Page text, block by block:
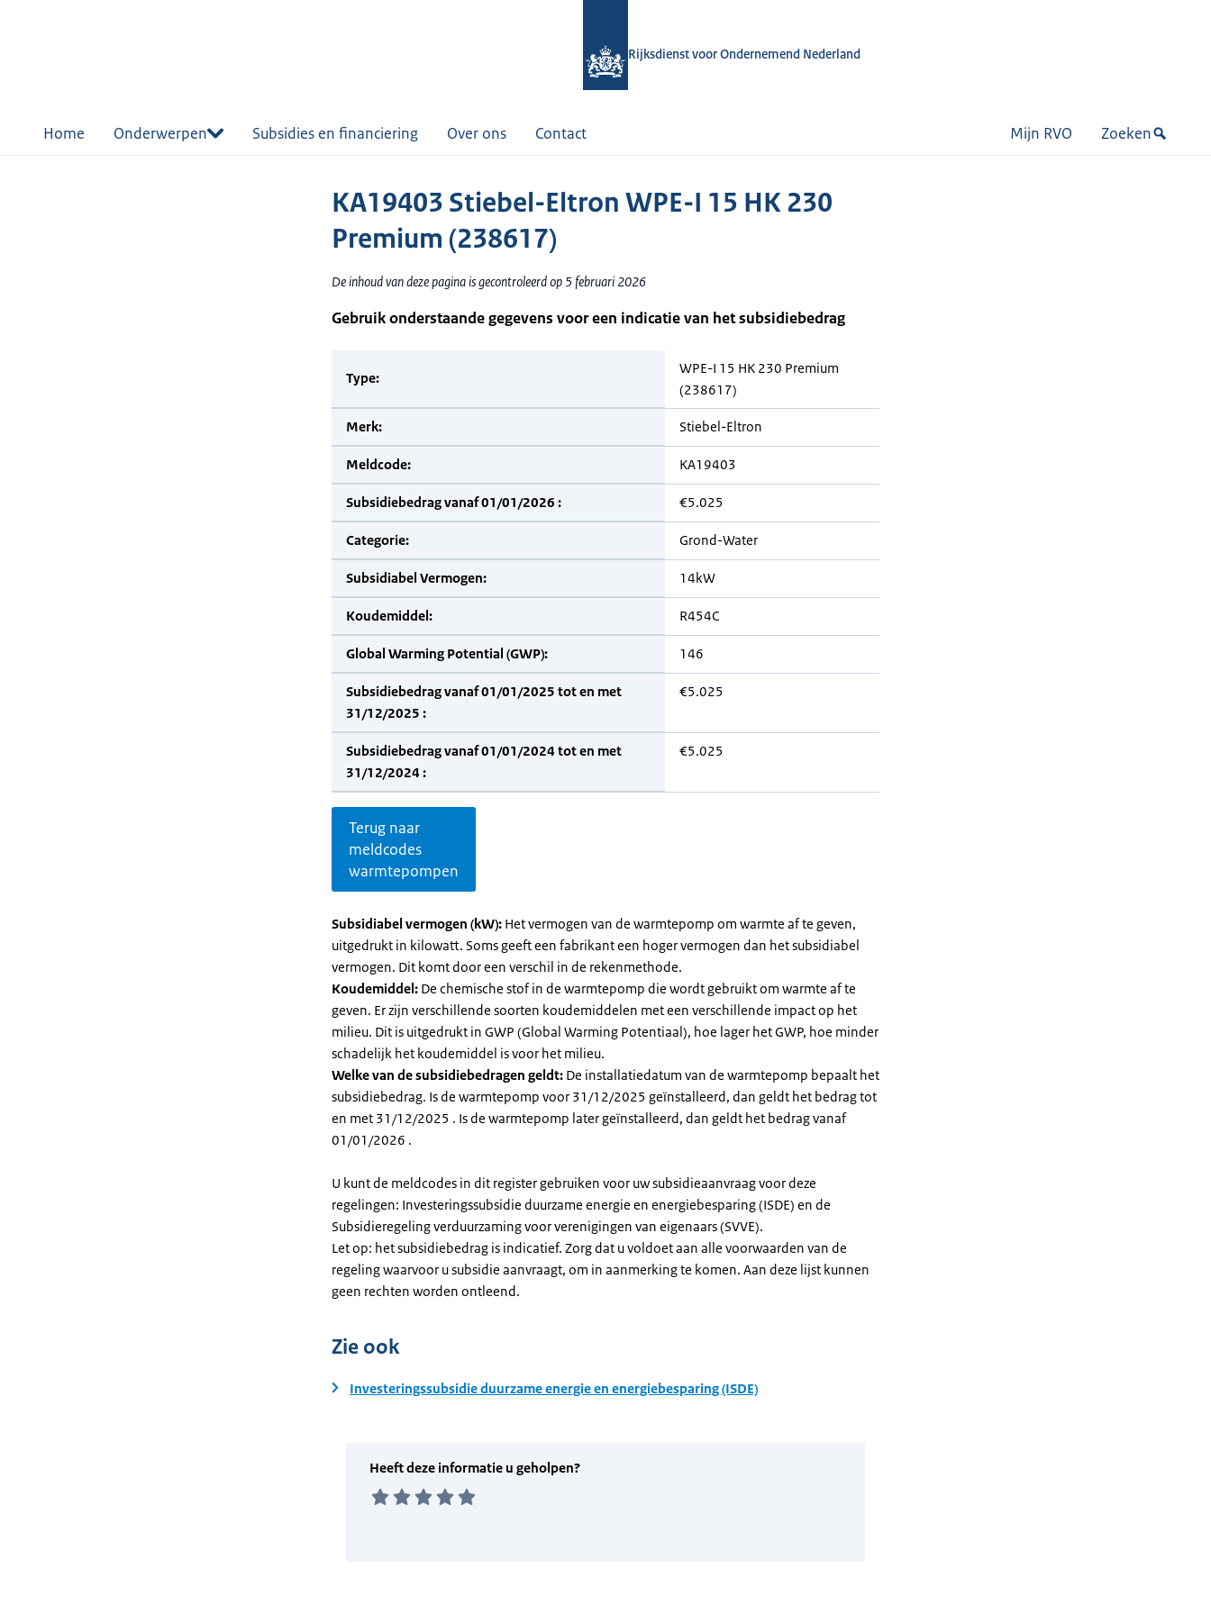
Rijksdienst voor Ondernemend Nederland
Home Onderwerpen Subsidies en financiering Over ons Contact Mijn RVO Zoeken
KA19403 Stiebel-Eltron WPE-I 15 HK 230
Premium (238617)
De inhoud van deze pagina is gecontroleerd op 5 februari 2026
Gebruik onderstaande gegevens voor een indicatie van het subsidiebedrag
Type:
WPE-I 15 HK 230 Premium
(238617)
Merk: Stiebel-Eltron
Meldcode: KA19403
Subsidiebedrag vanaf 01/01/2026 : €5.025
Categorie: Grond-Water
Subsidiabel Vermogen: 14kW
Koudemiddel: R454C
Global Warming Potential (GWP): 146
Subsidiebedrag vanaf 01/01/2025 tot en met
31/12/2025 :
€5.025
Subsidiebedrag vanaf 01/01/2024 tot en met
31/12/2024 :
€5.025
Terug naar
meldcodes
warmtepompen
Subsidiabel vermogen (kW): Het vermogen van de warmtepomp om warmte af te geven,
uitgedrukt in kilowatt. Soms geeft een fabrikant een hoger vermogen dan het subsidiabel
vermogen. Dit komt door een verschil in de rekenmethode.
Koudemiddel: De chemische stof in de warmtepomp die wordt gebruikt om warmte af te
geven. Er zijn verschillende soorten koudemiddelen met een verschillende impact op het
milieu. Dit is uitgedrukt in GWP (Global Warming Potentiaal), hoe lager het GWP, hoe minder
schadelijk het koudemiddel is voor het milieu.
Welke van de subsidiebedragen geldt: De installatiedatum van de warmtepomp bepaalt het
subsidiebedrag. Is de warmtepomp voor 31/12/2025 geïnstalleerd, dan geldt het bedrag tot
en met 31/12/2025 . Is de warmtepomp later geïnstalleerd, dan geldt het bedrag vanaf
01/01/2026 .
U kunt de meldcodes in dit register gebruiken voor uw subsidieaanvraag voor deze
regelingen: Investeringssubsidie duurzame energie en energiebesparing (ISDE) en de
Subsidieregeling verduurzaming voor verenigingen van eigenaars (SVVE).
Let op: het subsidiebedrag is indicatief. Zorg dat u voldoet aan alle voorwaarden van de
regeling waarvoor u subsidie aanvraagt, om in aanmerking te komen. Aan deze lijst kunnen
geen rechten worden ontleend.
Zie ook
Investeringssubsidie duurzame energie en energiebesparing (ISDE)